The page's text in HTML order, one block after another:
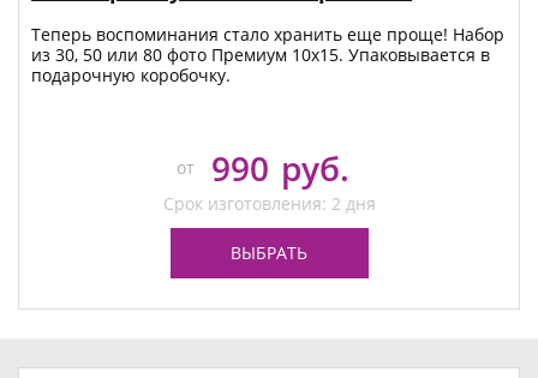
Теперь воспоминания стало хранить еще проще! Набор
из 30, 50 или 80 фото Премиум 10x15. Упаковывается в
подарочную коробочку.
от 990 руб.
Срок изготовления: 2 дня
ВЫБРАТЬ